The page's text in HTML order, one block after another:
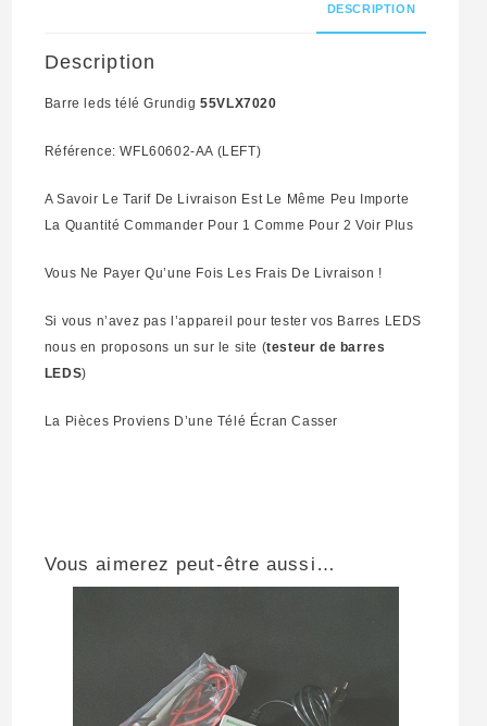
DESCRIPTION
Description
Barre leds télé Grundig55VLX7020
Référence: WFL60602-AA (LEFT)
A Savoir Le Tarif De Livraison Est Le Même Peu Importe
La Quantité Commander Pour 1 Comme Pour 2 Voir Plus
Vous Ne Payer Qu’une Fois Les Frais De Livraison !
Si vous n’avez pas l’appareil pour tester vos Barres LEDS
nous en proposons un sur le site (testeur de barres
LEDS)
La Pièces Proviens D’une Télé Écran Casser
Vous aimerez peut-être aussi…